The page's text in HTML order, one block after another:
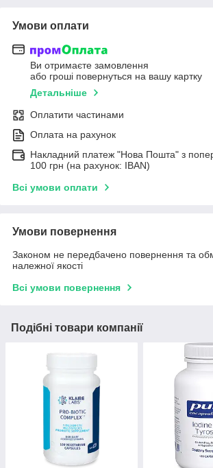
Умови оплати
Ви отримаєте замовлення
або гроші повернуться на вашу картку
Детальніше
Оплатити частинами
Оплата на рахунок
Накладний платеж "Нова Пошта" з
100 грн (на рахунок: IBAN)
Всі умови оплати
Умови повернення
Законом не передбачено повернення та
належної якості
Всі умови повернення
Подібні товари компанії